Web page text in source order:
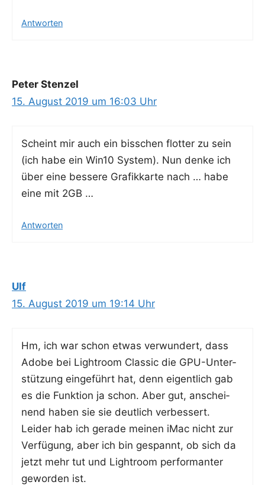
Antworten
Peter Stenzel
15. August 2019 um 16:03 Uhr
Scheint mir auch ein biss­chen flot­ter zu sein
(ich habe ein Win10 Sys­tem). Nun den­ke ich
über eine bes­se­re Gra­fik­kar­te nach … habe
eine mit 2GB …
Antworten
Ulf
15. August 2019 um 19:14 Uhr
Hm, ich war schon etwas ver­wun­dert, dass
Ado­be bei Ligh­t­room Clas­sic die GPU-Unter­
stüt­zung ein­ge­führt hat, denn eigent­lich gab
es die Funk­ti­on ja schon. Aber gut, anschei­
nend haben sie sie deut­lich verbessert.
Lei­der hab ich gera­de mei­nen iMac nicht zur
Ver­fü­gung, aber ich bin gespannt, ob sich da
jetzt mehr tut und Ligh­t­room per­for­man­ter
gewor­den ist.